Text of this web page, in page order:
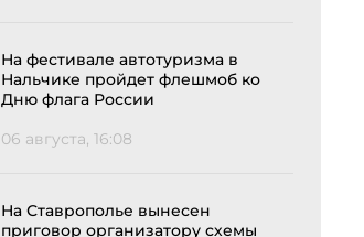
На фестивале автотуризма в
Нальчике пройдет флешмоб ко
Дню флага России
06 августа, 16:08
На Ставрополье вынесен
приговор организатору схемы